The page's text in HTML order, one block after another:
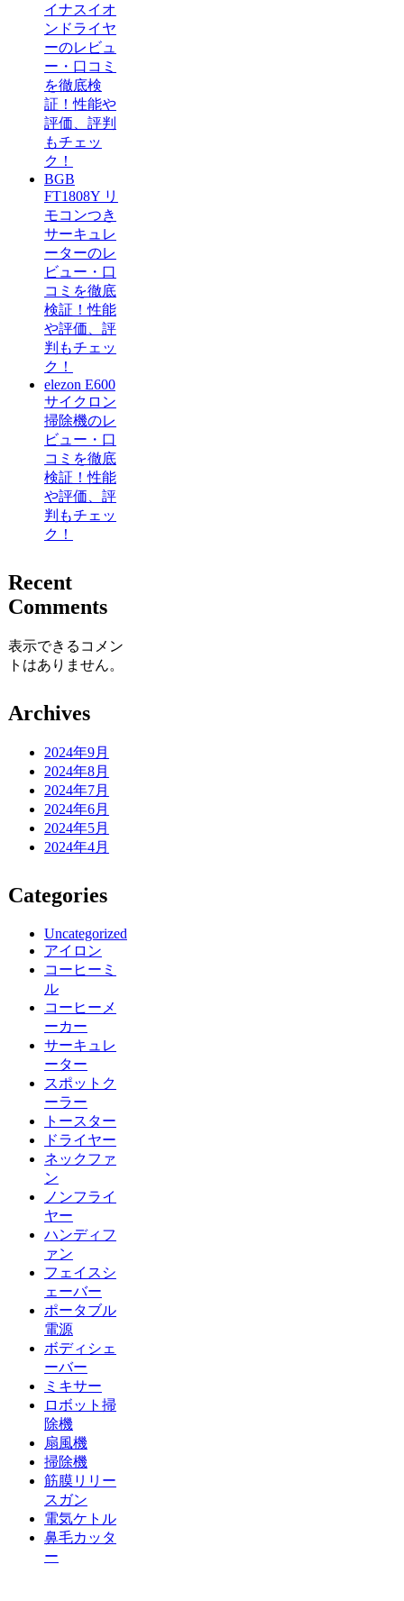
イナスイオ
ンドライヤ
ーのレビュ
ー・口コミ
を徹底検
証！性能や
評価、評判
もチェッ
ク！
BGB
FT1808Y リ
モコンつき
サーキュレ
ーターのレ
ビュー・口
コミを徹底
検証！性能
や評価、評
判もチェッ
ク！
elezon E600
サイクロン
掃除機のレ
ビュー・口
コミを徹底
検証！性能
や評価、評
判もチェッ
ク！
Recent
Comments
表示できるコメン
トはありません。
Archives
2024年9月
2024年8月
2024年7月
2024年6月
2024年5月
2024年4月
Categories
Uncategorized
アイロン
コーヒーミ
ル
コーヒーメ
ーカー
サーキュレ
ーター
スポットク
ーラー
トースター
ドライヤー
ネックファ
ン
ノンフライ
ヤー
ハンディフ
ァン
フェイスシ
ェーバー
ポータブル
電源
ボディシェ
ーバー
ミキサー
ロボット掃
除機
扇風機
掃除機
筋膜リリー
スガン
電気ケトル
鼻毛カッタ
ー